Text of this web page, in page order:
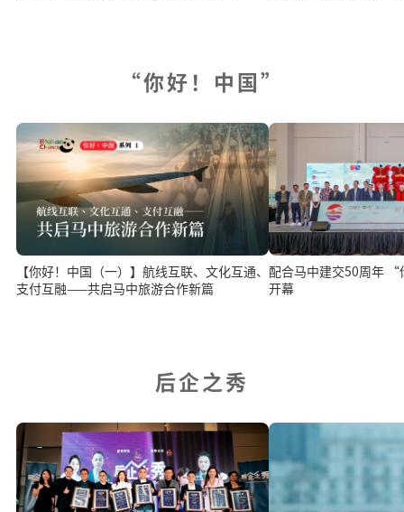
“你好！中国”
【你好！中国（一）】航线互联、文化互通、
支付互融——共启马中旅游合作新篇
配合马中建交50周年
开幕
后企之秀